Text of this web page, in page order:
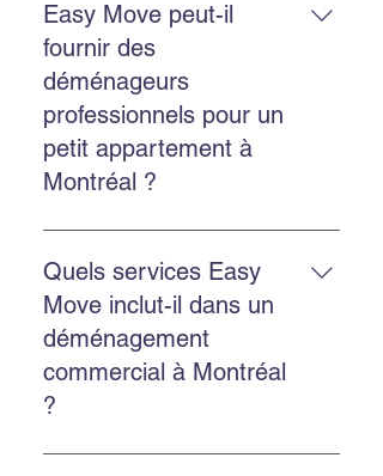
économiques et transparentes,
avec un bon rapport qualité-prix et
Easy Move peut-il
fournir des
déménageurs
professionnels pour un
petit appartement à
Montréal ?
Oui. Easy Move intervient aussi
bien pour les petits appartements
que pour les grands logements,
Quels services Easy
Move inclut-il dans un
déménagement
commercial à Montréal
?
Le déménagement commercial